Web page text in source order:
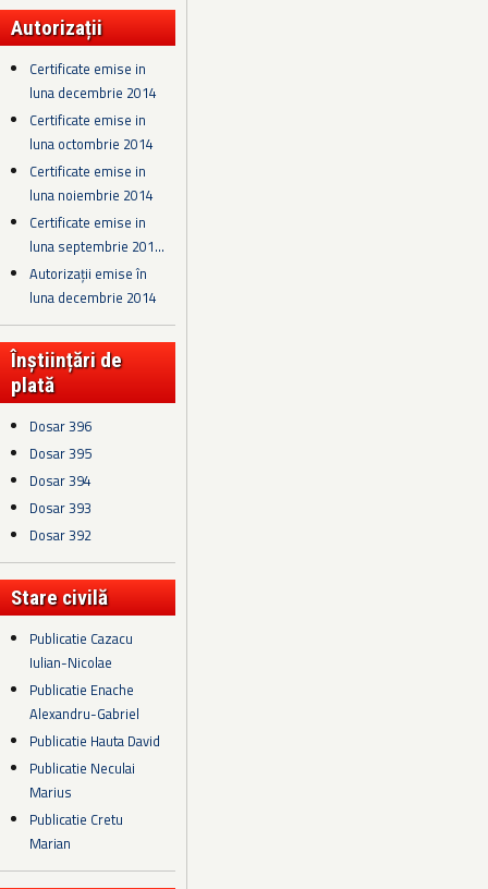
Autorizații
Certificate emise in
luna decembrie 2014
Certificate emise in
luna octombrie 2014
Certificate emise in
luna noiembrie 2014
Certificate emise in
luna septembrie 201...
Autorizații emise în
luna decembrie 2014
Înștiințări de
plată
Dosar 396
Dosar 395
Dosar 394
Dosar 393
Dosar 392
Stare civilă
Publicatie Cazacu
Iulian-Nicolae
Publicatie Enache
Alexandru-Gabriel
Publicatie Hauta David
Publicatie Neculai
Marius
Publicatie Cretu
Marian